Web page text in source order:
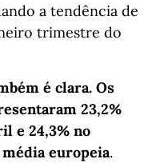
a tendência de
trimestre do
é clara. Os
23,2%
e 24,3% no
europeia.